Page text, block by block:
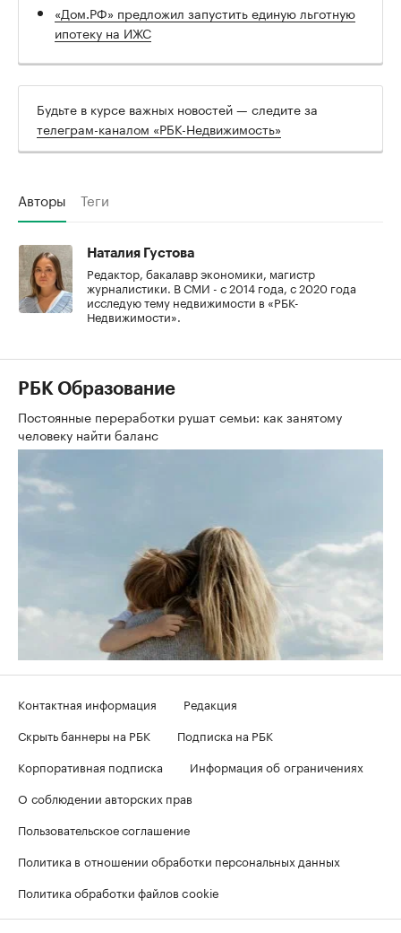
«Дом.РФ» предложил запустить единую льготную
ипотеку на ИЖС
Будьте в курсе важных новостей — следите за
телеграм-каналом «РБК-Недвижимость»
Авторы Теги
Наталия Густова
Редактор, бакалавр экономики, магистр
журналистики. В СМИ - с 2014 года, с 2020 года
исследую тему недвижимости в «РБК-
Недвижимости».
РБК Образование
Постоянные переработки рушат семьи: как занятому
человеку найти баланс
Контактная информация
Редакция
Скрыть баннеры на РБК
Подписка на РБК
Корпоративная подписка
Информация об ограничениях
О соблюдении авторских прав
Пользовательское соглашение
Политика в отношении обработки персональных данных
Политика обработки файлов cookie